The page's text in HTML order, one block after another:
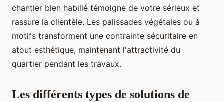
chantier bien habillé témoigne de votre sérieux et
rassure la clientèle. Les palissades végétales ou à
motifs transforment une contrainte sécuritaire en
atout esthétique, maintenant l'attractivité du
quartier pendant les travaux.
Les différents types de solutions de